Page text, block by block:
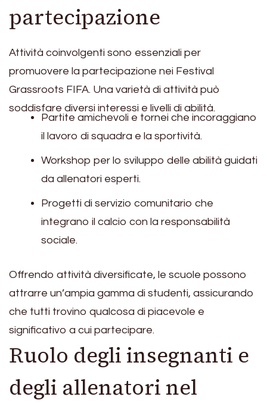
partecipazione
Attività coinvolgenti sono essenziali per
promuovere la partecipazione nei Festival
Grassroots FIFA. Una varietà di attività può
soddisfare diversi interessi e livelli di abilità.
Partite amichevoli e tornei che incoraggiano
il lavoro di squadra e la sportività.
Workshop per lo sviluppo delle abilità guidati
da allenatori esperti.
Progetti di servizio comunitario che
integrano il calcio con la responsabilità
sociale.
Offrendo attività diversificate, le scuole possono
attrarre un’ampia gamma di studenti, assicurando
che tutti trovino qualcosa di piacevole e
significativo a cui partecipare.
Ruolo degli insegnanti e
degli allenatori nel